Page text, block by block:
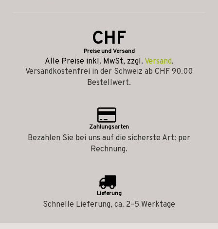
CHF
Preise und Versand
Alle Preise inkl. MwSt, zzgl. Versand.
Versandkostenfrei in der Schweiz ab CHF 90.00
Bestellwert.
Zahlungsarten
Bezahlen Sie bei uns auf die sicherste Art: per
Rechnung.
Lieferung
Schnelle Lieferung, ca. 2–5 Werktage